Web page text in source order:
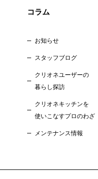
コラム
お知らせ
スタッフブログ
クリオネユーザーの
暮らし探訪
クリオネキッチンを
使いこなすプロのわざ
メンテナンス情報